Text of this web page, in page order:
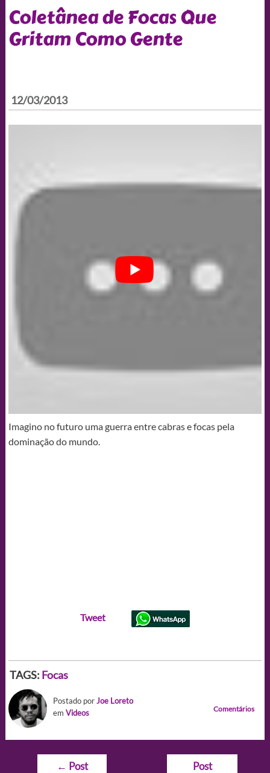
Coletânea de Focas Que
Gritam Como Gente
12/03/2013
Imagino no futuro uma guerra entre cabras e focas pela
dominação do mundo.
Tweet
TAGS: Focas
Postado porJoe Loreto
em Videos Comentários
Navegação
← Post
Post